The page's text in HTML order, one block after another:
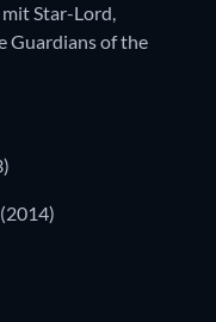
Star-Lord,
Guardians of the
(2014)